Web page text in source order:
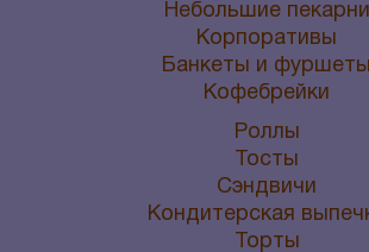
Небольшие пекарни
Корпоративы
Банкеты и фуршеты
Кофебрейки
Роллы
Тосты
Сэндвичи
Кондитерская
Торты